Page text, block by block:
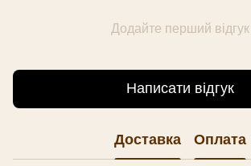
Додайте перший відгук
Написати відгук
Доставка Оплата